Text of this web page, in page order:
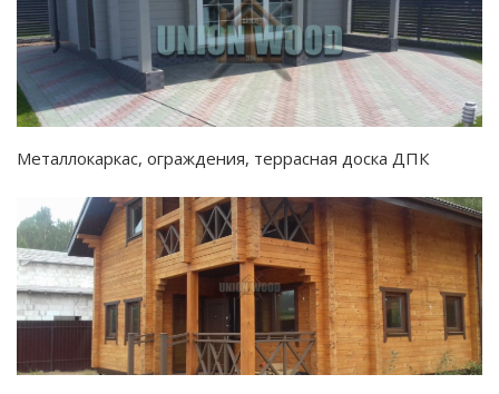
Металлокаркас, ограждения, террасная доска ДПК